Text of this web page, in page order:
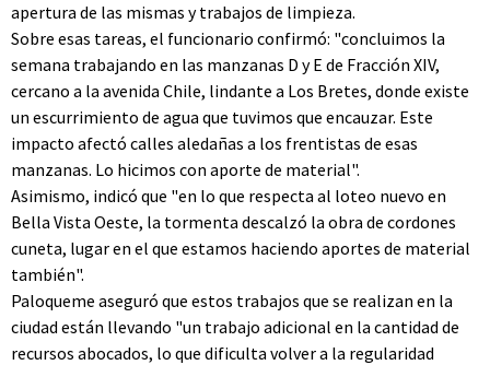
apertura de las mismas y trabajos de limpieza.
Sobre esas tareas, el funcionario confirmó: "concluimos la
semana trabajando en las manzanas D y E de Fracción XIV,
cercano a la avenida Chile, lindante a Los Bretes, donde existe
un escurrimiento de agua que tuvimos que encauzar. Este
impacto afectó calles aledañas a los frentistas de esas
manzanas. Lo hicimos con aporte de material".
Asimismo, indicó que "en lo que respecta al loteo nuevo en
Bella Vista Oeste, la tormenta descalzó la obra de cordones
cuneta, lugar en el que estamos haciendo aportes de material
también".
Paloqueme aseguró que estos trabajos que se realizan en la
ciudad están llevando "un trabajo adicional en la cantidad de
recursos abocados, lo que dificulta volver a la regularidad